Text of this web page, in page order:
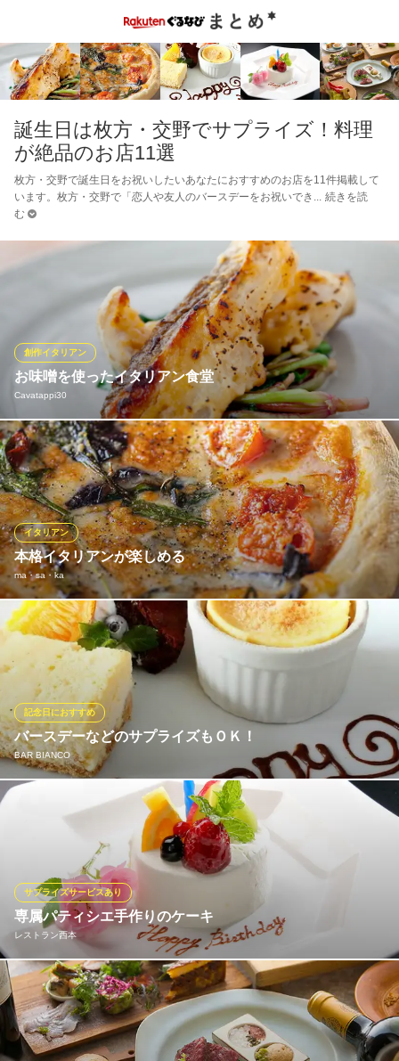
誕生日は枚方・交野でサプライズ！料理
が絶品のお店11選
枚方・交野で誕生日をお祝いしたいあなたにおすすめのお店を11件掲載して
います。枚方・交野で「恋人や友人のバースデーをお祝いでき
続きを読
む
お味噌を使ったイタリアン食堂
Cavatappi30
創作イタリアン
イタリア語で「カヴァタッピ」はコルク抜きという意味で、ワイ
ンを飲む時にコルク抜きが必要であるように、お客様が楽しく幸
せに過ごす為の場でありたいと思い、つけた名前です。各地の厳
選した味噌を使用したイタリアンをご提供致します。旬の食材を
使用した自慢の味噌イタリアンを是非お楽しみください。
Cavatappi30
新感覚の味噌イタリアン
京阪本線樟葉駅 徒歩10分
大阪府枚方市楠葉花園町3-10 1F
本格イタリアンが楽しめる
ma・sa・ka
イタリアン
本格的なイタリアンの数々を召し上がりいただけます。 デートや
女子会、合コンなど様々なシーンでご利用いただけます。 1日の
締めくくりに、美味しい料理と美味しいお酒をどうぞ！
ma・sa・ka
ダイニングバー
京阪交野線枚方市駅 徒歩4分
大阪府枚方市大垣内町1-1-10
バースデーなどのサプライズもＯＫ！
BAR BIANCO
記念日におすすめ
デザートを同額でバースデープレートに変更できます！◎ご予算
や質問等、お気軽にお問い合わせくださいませ*´`)/
BAR BIANCO
貸切/パーティ/誕生日
京阪本線樟葉駅 徒歩3分
大阪府枚方市町楠葉1-6-11 クリオコート楠葉1F
専属パティシエ手作りのケーキ
レストラン西本
サプライズサービスあり
記念日や誕生日などに自家製ケーキご用意しております。 またサ
プライズのご協力させていただきます。
レストラン西本